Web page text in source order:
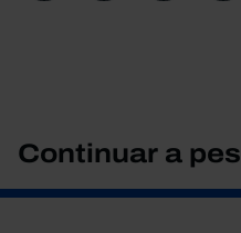
Continuar a